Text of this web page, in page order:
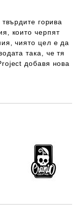
горива
които черпят
чиято цел е да
така, че тя
добавя нова